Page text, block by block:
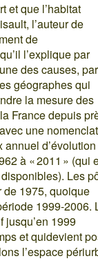
et que l’habitat
l’auteur de
de
l’explique par
des causes,
géographes qui
la mesure des
France depuis
une
annuel
à « 2011 » (qui
Les
de 1975, quoique
1999-2006.
jusqu’en 1999
et quidevient
l’espace